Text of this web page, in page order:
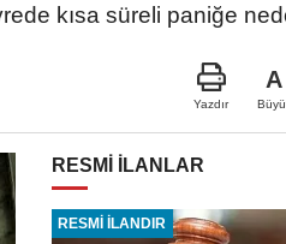
kısa süreli paniğe
Yazdır
A
RESMİ İLANLAR
RESMİ İLANDIR